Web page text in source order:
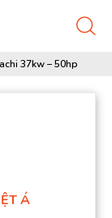
37kw – 50hp
Á